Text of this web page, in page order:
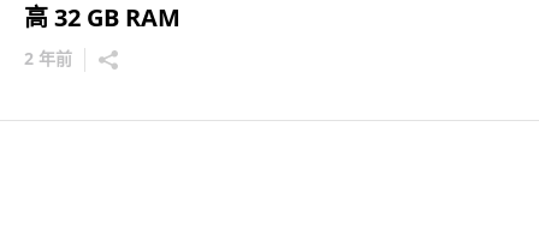
高 32 GB RAM
2 年前